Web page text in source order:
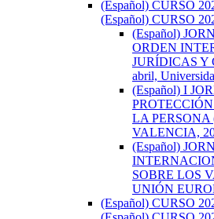
(Español) CURSO
(Español) CURSO
(Español)
ORDEN
JURÍDICAS Y
abril,
(Español) I
LA
VALENCIA,
(Español)
SOBRE LOS
UNIÓN
(Español) CURSO